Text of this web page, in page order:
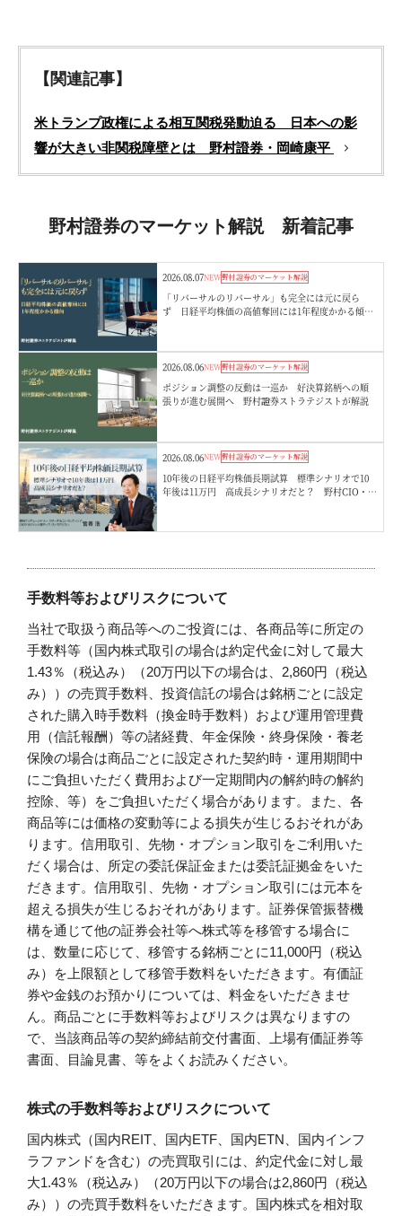
【関連記事】
米トランプ政権による相互関税発動迫る 日本への影
響が大きい非関税障壁とは 野村證券・岡崎康平
野村證券のマーケット解説 新着記事
2026.08.07NEW野村證券のマーケット解説
「リバーサルのリバーサル」も完全には元に戻ら
ず 日経平均株価の高値奪回には1年程度かかる傾
2026.08.06NEW野村證券のマーケット解説
ポジション調整の反動は一巡か 好決算銘柄への順
張りが進む展開へ 野村證券ストラテジストが解説
2026.08.06NEW野村證券のマーケット解説
10年後の日経平均株価長期試算 標準シナリオで10
年後は11万円 高成長シナリオだと？ 野村CIO・宮
手数料等およびリスクについて
当社で取扱う商品等へのご投資には、各商品等に所定の
手数料等（国内株式取引の場合は約定代金に対して最大
1.43％（税込み）（20万円以下の場合は、2,860円（税込
み））の売買手数料、投資信託の場合は銘柄ごとに設定
された購入時手数料（換金時手数料）および運用管理費
用（信託報酬）等の諸経費、年金保険・終身保険・養老
保険の場合は商品ごとに設定された契約時・運用期間中
にご負担いただく費用および一定期間内の解約時の解約
控除、等）をご負担いただく場合があります。また、各
商品等には価格の変動等による損失が生じるおそれがあ
ります。信用取引、先物・オプション取引をご利用いた
だく場合は、所定の委託保証金または委託証拠金をいた
だきます。信用取引、先物・オプション取引には元本を
超える損失が生じるおそれがあります。証券保管振替機
構を通じて他の証券会社等へ株式等を移管する場合に
は、数量に応じて、移管する銘柄ごとに11,000円（税込
み）を上限額として移管手数料をいただきます。有価証
券や金銭のお預かりについては、料金をいただきませ
ん。商品ごとに手数料等およびリスクは異なりますの
で、当該商品等の契約締結前交付書面、上場有価証券等
書面、目論見書、等をよくお読みください。
株式の手数料等およびリスクについて
国内株式（国内REIT、国内ETF、国内ETN、国内インフ
ラファンドを含む）の売買取引には、約定代金に対し最
大1.43％（税込み）（20万円以下の場合は2,860円（税込
み））の売買手数料をいただきます。国内株式を相対取